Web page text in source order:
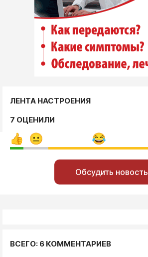
ЛЕНТА НАСТРОЕНИЯ
7 ОЦЕНИЛИ
Обсудить новость
ВСЕГО: 6 КОММЕНТАРИЕВ